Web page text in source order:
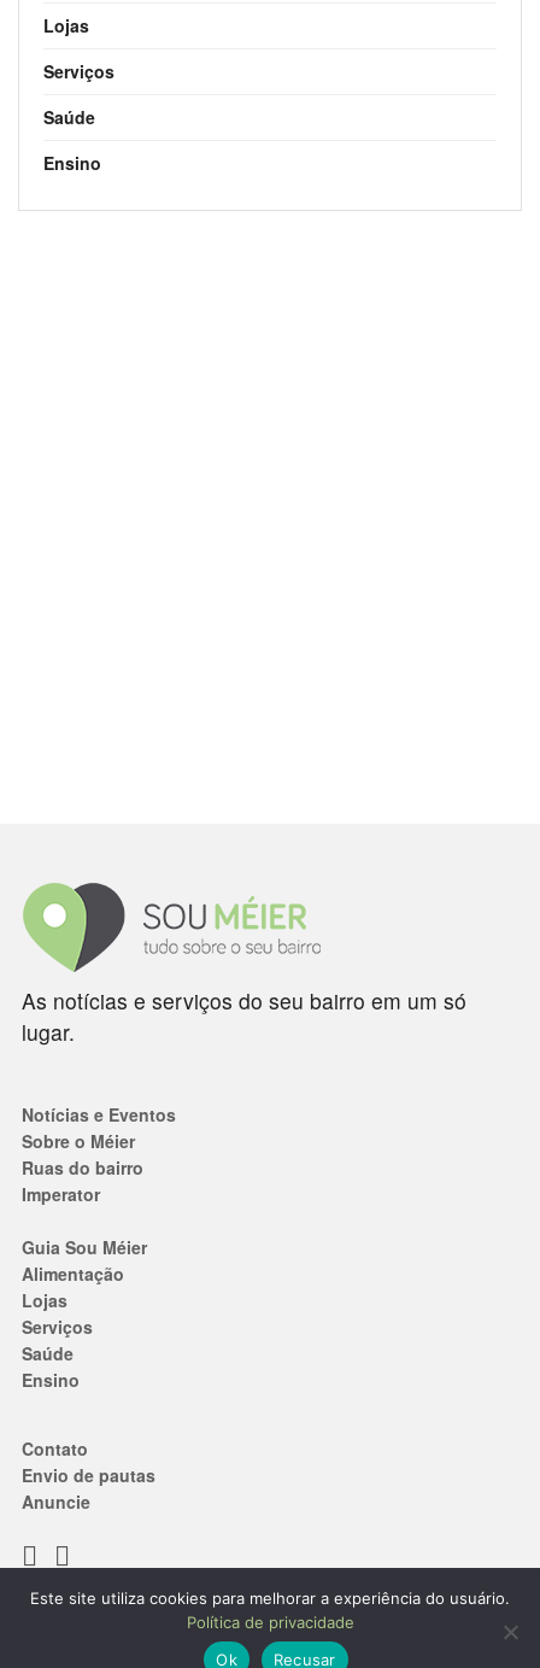
Lojas
Serviços
Saúde
Ensino
As notícias e serviços do seu bairro em um só
lugar.
Notícias e Eventos
Sobre o Méier
Ruas do bairro
Imperator
Guia Sou Méier
Alimentação
Lojas
Serviços
Saúde
Ensino
Contato
Envio de pautas
Anuncie
Termos de Uso|Política de privacidade
® 2019. Todos os direitos reservados.
Este site utiliza cookies para melhorar a experiência do usuário.
Política de privacidade
Ok
Recusar